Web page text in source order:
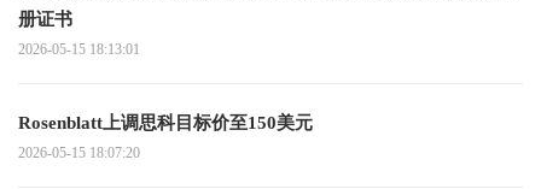
册证书
2026-05-15 18:13:01
Rosenblatt上调思科目标价至150美元
2026-05-15 18:07:20